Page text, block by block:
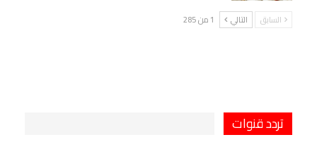
السابق التالي 1 من 285
تردد قنوات